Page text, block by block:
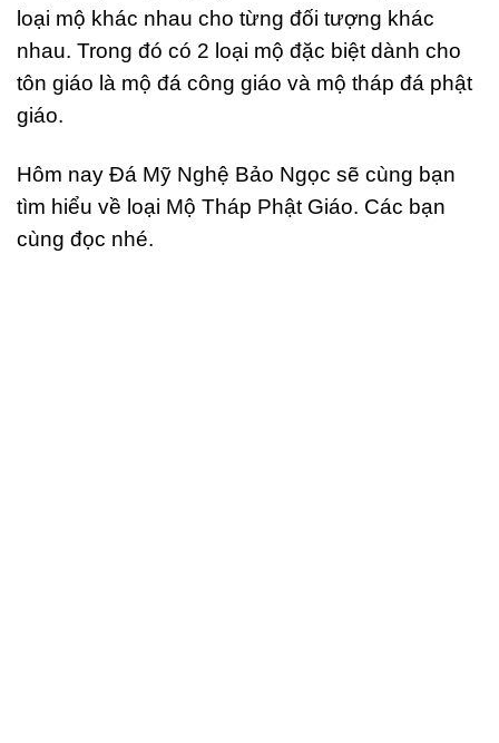
loại mộ khác nhau cho từng đối tượng khác
nhau. Trong đó có 2 loại mộ đặc biệt dành cho
tôn giáo là mộ đá công giáo và mộ tháp đá phật
giáo.
Hôm nay Đá Mỹ Nghệ Bảo Ngọc sẽ cùng bạn
tìm hiểu về loại Mộ Tháp Phật Giáo. Các bạn
cùng đọc nhé.